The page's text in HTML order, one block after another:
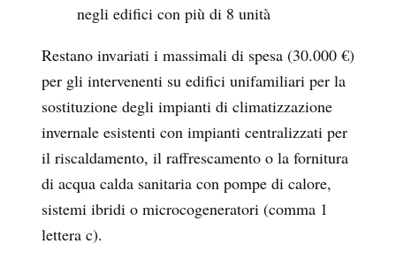
negli edifici con più di 8 unità
Restano invariati i massimali di spesa (30.000 €)
per gli intervenenti su edifici unifamiliari per la
sostituzione degli impianti di climatizzazione
invernale esistenti con impianti centralizzati per
il riscaldamento, il raffrescamento o la fornitura
di acqua calda sanitaria con pompe di calore,
sistemi ibridi o microcogeneratori (comma 1
lettera c).